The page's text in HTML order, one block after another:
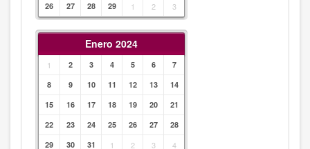
26
27 28 29 1 2 3
Enero 2024
1 2 3 4 5 6
7
8
9 10 11 12 13
14
15
16 17 18 19 20
21
22
23 24 25 26 27
28
29
30 31 1 2 3 4